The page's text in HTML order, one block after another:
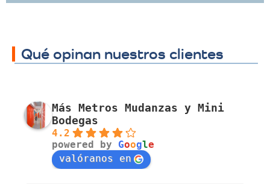
Qué opinan nuestros clientes
Más Metros Mudanzas y Mini
Bodegas
4.2
powered by Google
valóranos en